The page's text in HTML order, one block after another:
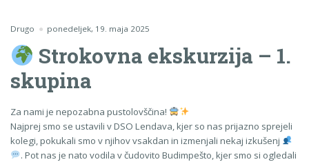
Drugo ponedeljek, 19. maja 2025
Strokovna ekskurzija – 1.
skupina
Za nami je nepozabna pustolovščina!
Najprej smo se ustavili v DSO Lendava, kjer so nas prijazno sprejeli
kolegi, pokukali smo v njihov vsakdan in izmenjali nekaj izkušenj
. Pot nas je nato vodila v čudovito Budimpešto, kjer smo si ogledali